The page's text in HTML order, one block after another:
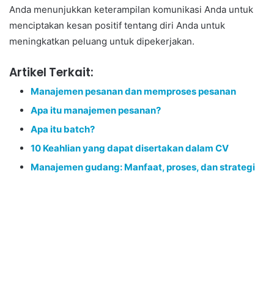
Anda menunjukkan keterampilan komunikasi Anda untuk
menciptakan kesan positif tentang diri Anda untuk
meningkatkan peluang untuk dipekerjakan.
Artikel Terkait:
Manajemen pesanan dan memproses pesanan
Apa itu manajemen pesanan?
Apa itu batch?
10 Keahlian yang dapat disertakan dalam CV
Manajemen gudang: Manfaat, proses, dan strategi